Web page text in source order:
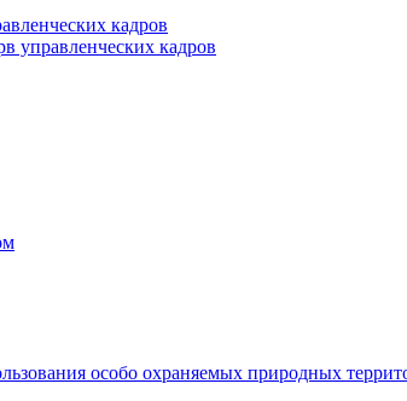
кадров
управленческих кадров
особо охраняемых природных